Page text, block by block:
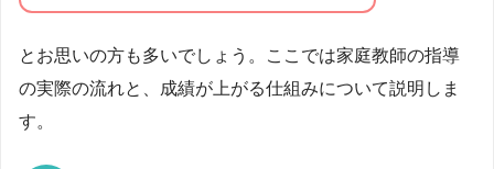
とお思いの方も多いでしょう。ここでは家庭教師の指導
の実際の流れと、成績が上がる仕組みについて説明しま
す。